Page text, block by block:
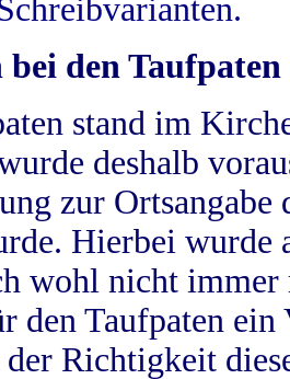
den Taufpaten
stand im
deshalb
zur
Hierbei wurde
wohl nicht
den Taufpaten
Richtigkeit